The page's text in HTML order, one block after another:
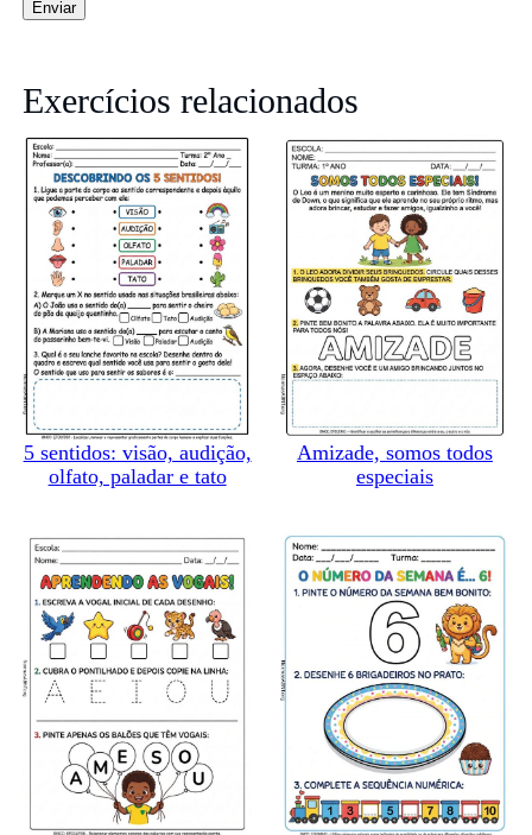
Exercícios relacionados
5 sentidos: visão, audição,
olfato, paladar e tato
Amizade, somos todos
especiais